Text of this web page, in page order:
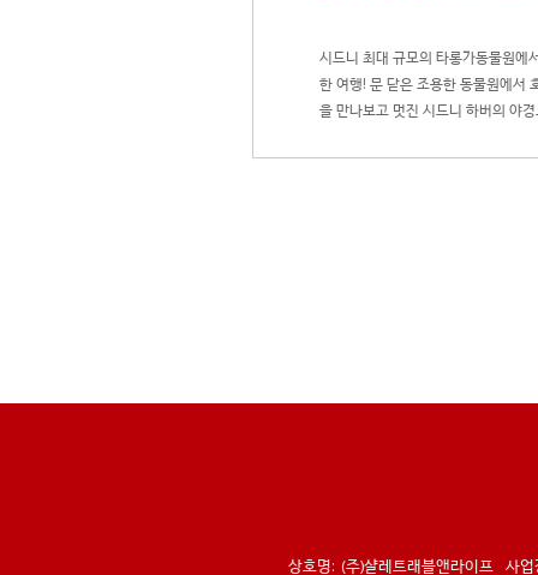
시드니 최대 규모의 타롱가동물원에
한 여행! 문 닫은 조용한 동물원에서
을 만나보고 멋진 시드니 하버의 야
상호명: (주)샬레트래블앤라이프 사